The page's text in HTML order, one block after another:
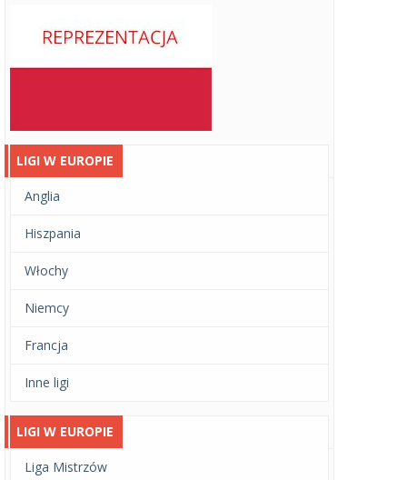
LIGI W EUROPIE
Anglia
Hiszpania
Włochy
Niemcy
Francja
Inne ligi
LIGI W EUROPIE
Liga Mistrzów